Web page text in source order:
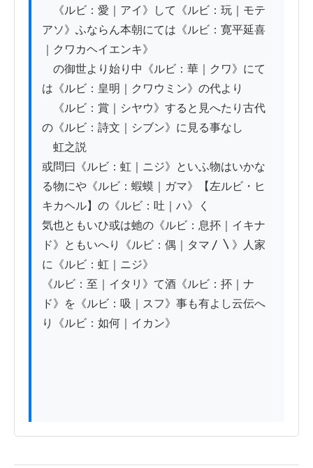
《ルビ：愛｜アイ》して《ルビ：玩｜モテ
アソ》ふならん本朝にては《ルビ：寛平延喜
｜クワカヘイエンキ》
の御世より始り中《ルビ：華｜クワ》にて
は《ルビ：皇明｜クワウミン》の代より
《ルビ：賞｜シヤウ》すると見へたり古代
の《ルビ：詩文｜シブン》に見る事なし
虹之説
或問曰《ルビ：虹｜ニジ》といふ物はいかな
る物にや《ルビ：蝦蟆｜ガマ》【左ルビ・ヒ
キカヘル】の《ルビ：吐｜ハ》く
気也ともいひ或は虵の《ルビ：息抔｜イキナ
ド》ともいへり《ルビ：偶｜タマ〳〵》人家
に《ルビ：虹｜ニジ》
《ルビ：至｜イタリ》て酒《ルビ：抔｜ナ
ド》を《ルビ：吸｜スフ》事も有よし云伝へ
り《ルビ：如何｜イカン》